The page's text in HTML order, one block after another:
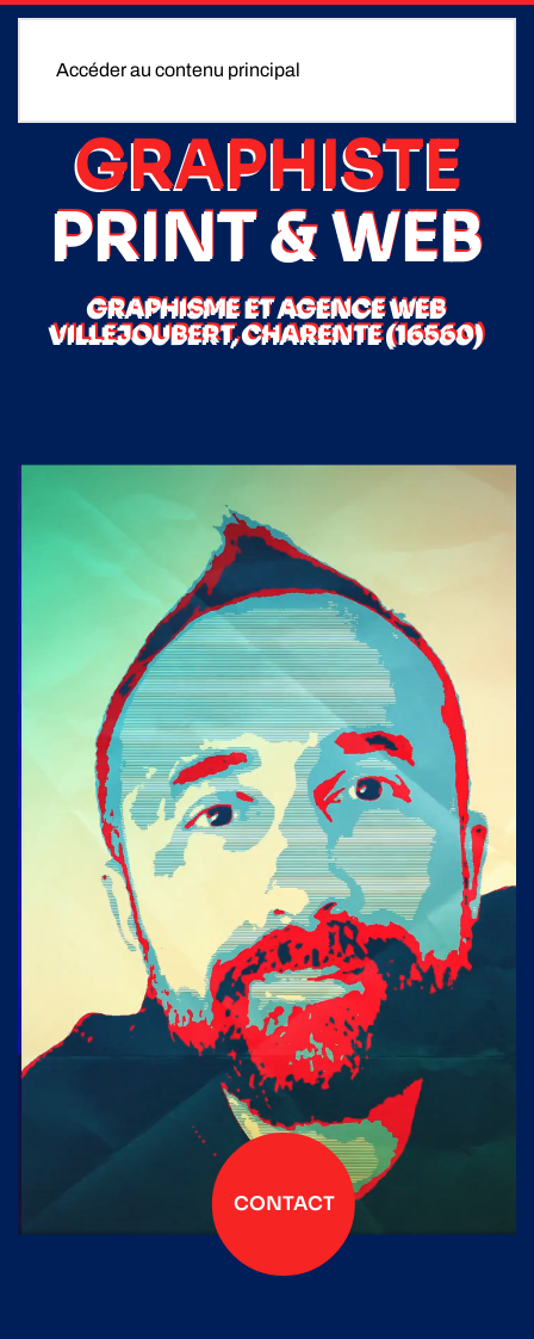
Accéder au contenu principal
GRAPHISTE
PRINT & WEB
GRAPHISME ET AGENCE WEB
VILLEJOUBERT, CHARENTE (16560)
CONTACT